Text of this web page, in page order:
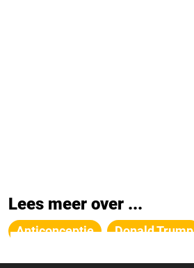
Lees meer over ...
Anticonceptie Donald Trump